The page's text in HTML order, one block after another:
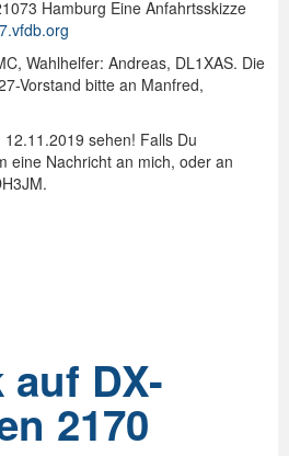
Hamburg Eine Anfahrtsskizze
Wahlhelfer: Andreas, DL1XAS. Die
Vorstand bitte an Manfred,
sehen! Falls Du
eine Nachricht an mich, oder an
DX-
2170